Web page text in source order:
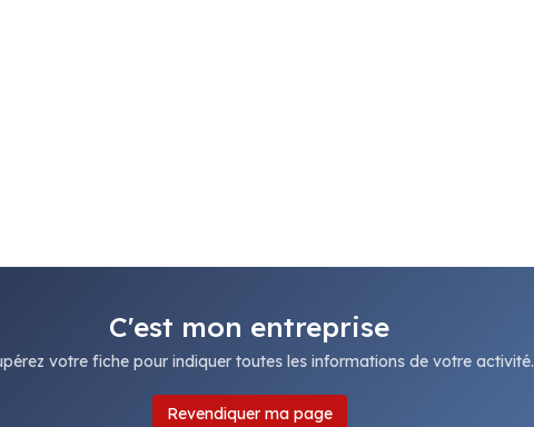
C'est mon entreprise
votre fiche pour indiquer toutes les informations de votre activité.
Revendiquer ma page